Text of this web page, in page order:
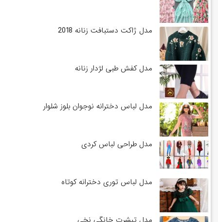
مدل ژاکت دستبافت زنانه 2018
مدل کفش طبی لژدار زنانه
مدل لباس دخترانه نوجوان بلوز شلوار
مدل طراحی لباس کردی
مدل لباس توری دخترانه کوتاه